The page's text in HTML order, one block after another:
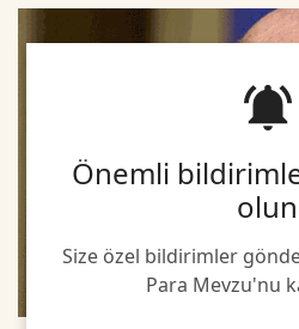
Önemli
olun
Size özel bildirimler
Para Mevzu'nu